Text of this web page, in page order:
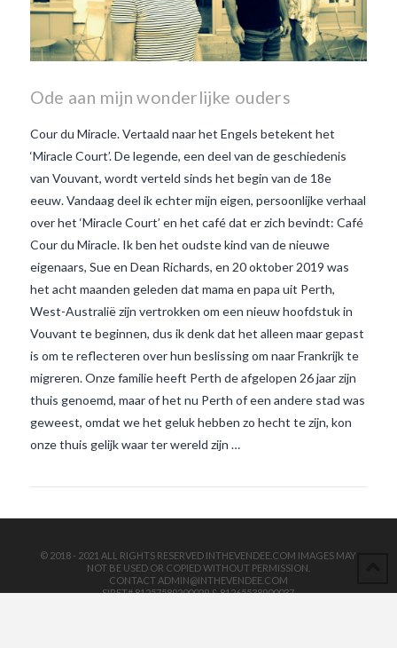
Ode aan mijn wonderlijke ouders
Cour du Miracle. Vertaald naar het Engels betekent het
‘Miracle Court’. De legende, een deel van de geschiedenis
van Vouvant, wordt verteld sinds het begin van de 18e
eeuw. Vandaag deel ik echter mijn eigen, persoonlijke verhaal
over het ‘Miracle Court’ en het café dat er zich bevindt: Café
Cour du Miracle. Ik ben het oudste kind van de nieuwe
eigenaars, Sue en Dean Richards, en 20 oktober 2019 was
het acht maanden geleden dat mama en papa uit Perth,
West-Australië zijn vertrokken om een nieuw hoofdstuk in
Vouvant te beginnen, dus ik denk dat het alleen maar gepast
is om te reflecteren over hun beslissing om naar Frankrijk te
migreren. Onze familie heeft Perth de afgelopen 26 jaar zijn
thuis genoemd, maar of het nu Perth of een andere stad was
geweest, omdat we het geluk hebben zo hecht te zijn, kon
onze thuis gelijk waar ter wereld zijn …
© 2018 - 2021 ALL RIGHTS RESERVED INTHEVENDEE.COM IMAGES MAY
NOT BE USED OR COPIED WITHOUT PERMISSION.
CONTACT ADMIN@INTHEVENDEE.COM
SIRET# 81257589200029 & 81265538900037